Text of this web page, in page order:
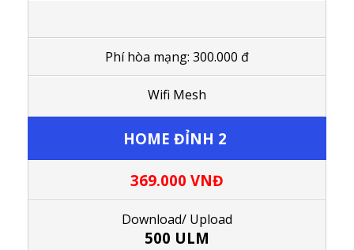
Phí hòa mạng: 300.000 đ
Wifi Mesh
HOME ĐỈNH 2
369.000 VNĐ
Download/ Upload
500 ULM